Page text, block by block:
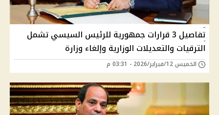
تفاصيل 3 قرارات جمهورية للرئيس السيسي تشمل
الترقيات والتعديلات الوزارية وإلغاء وزارة
الخميس 12/فبراير/2026 - 03:31 م